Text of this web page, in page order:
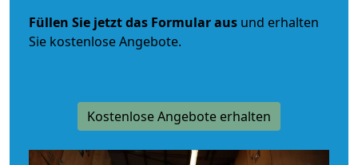
Füllen Sie jetzt das Formular aus und erhalten
Sie kostenlose Angebote.
Kostenlose Angebote erhalten